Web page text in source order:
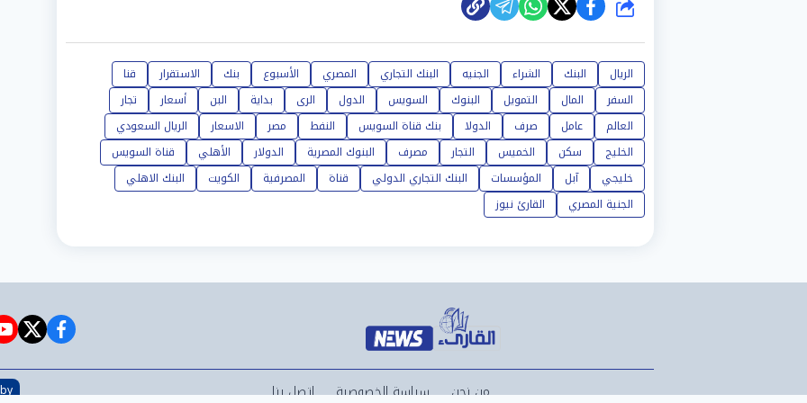
شارك
الريال البنك الشراء الجنيه البنك التجاري المصري الأسبوع بنك الاستقرار
قنا
السفر
المال التمويل البنوك السويس الدول الرى بداية البن أسعار
تجار
العالم
عامل صرف الدولا بنك قناة السويس النفط مصر الاسعار
الريال السعودي
الخليج
سكن الخميس التجار مصرف البنوك المصرية الدولار الأهلي
قناة السويس
خليجي
آبل المؤسسات البنك التجاري الدولي قناة المصرفية الكويت
البنك الاهلي
الجنية المصري
القارئ نيوز
facebook
من نحن سياسة الخصوصية اتصل بنا